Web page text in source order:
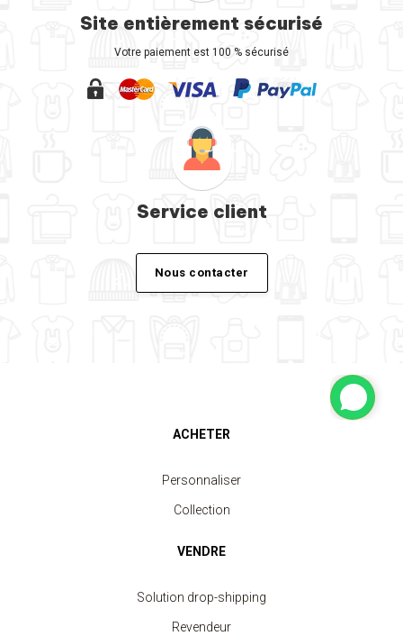
Site entièrement sécurisé
Votre paiement est 100 % sécurisé
Service client
Nous contacter
ACHETER
Personnaliser
Collection
VENDRE
Solution drop-shipping
Revendeur